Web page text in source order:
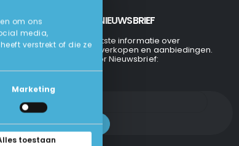
om ons
media,
verstrekt of die ze
Marketing
toestaan
INSCHRIJVEN NIEUWSBRIEF
Ontvang de laatste informatie over
evenementen, verkopen en aanbiedingen.
Aanmelden voor Nieuwsbrief: